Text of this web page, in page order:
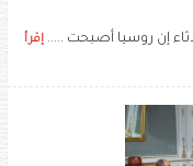
إن روسيا أصبحت ..... إقرأ